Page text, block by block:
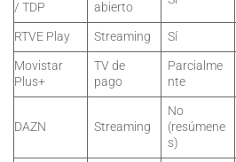
/ TDP
abierto
RTVE Play Streaming Sí
Movistar
Plus+
TV de
pago
Parcialme
nte
DAZN Streaming
No
(resúmene
s)